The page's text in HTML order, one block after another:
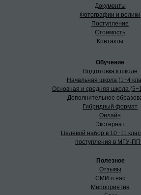
Обучение
Подготовка к школе
Начальная школа (1−4
Основная и средняя школа
Дополнительное
Гибридный формат
Онлайн
Экстернат
Целевой набор в 10−11
поступления в МГУ-
Документы
Фотографии и ролики
Поступление
Стоимость
Контакты
Полезное
Отзывы
СМИ о нас
Мероприятия